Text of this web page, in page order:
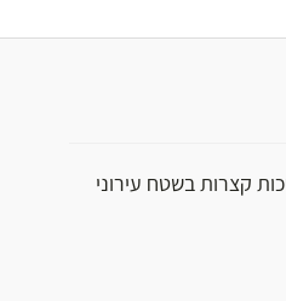
קצרות בשטח עירוני